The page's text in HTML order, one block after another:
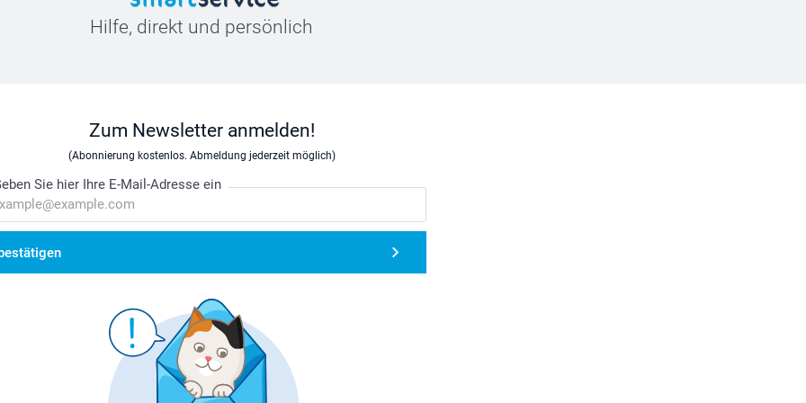
Hilfe, direkt und persönlich
Zum Newsletter anmelden!
(Abonnierung kostenlos. Abmeldung jederzeit möglich)
Sie hier Ihre E-Mail-Adresse ein